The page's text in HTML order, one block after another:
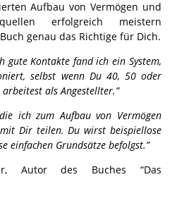
Aufbau von Vermögen und
erfolgreich meistern
genau das Richtige für Dich.
gute Kontakte fand ich ein System,
selbst wenn Du 40, 50 oder
als Angestellter.”
ich zum Aufbau von Vermögen
Dir teilen. Du wirst beispiellose
einfachen Grundsätze befolgst.”
Autor des Buches “Das